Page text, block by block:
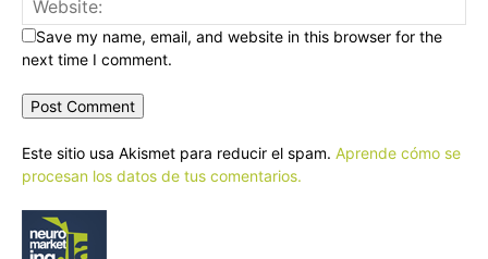
Save my name, email, and website in this browser for the
next time I comment.
Este sitio usa Akismet para reducir el spam. Aprende cómo se
procesan los datos de tus comentarios.